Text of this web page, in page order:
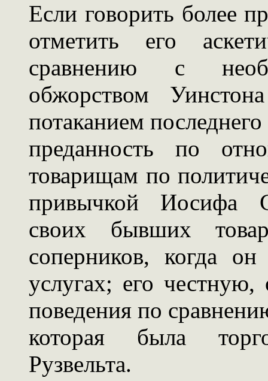
Если говорить более
отметить его
сравнению с
обжорством
потаканием
преданность по
товарищам по
привычкой Иосифа
своих бывших
соперников, когда
услугах; его
поведения по
которая была
Рузвельта.